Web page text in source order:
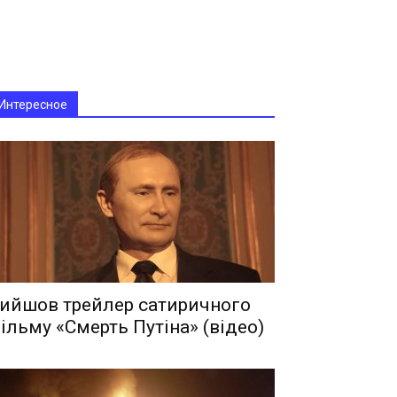
трейлер сатиричного
«Смерть Путіна» (відео)